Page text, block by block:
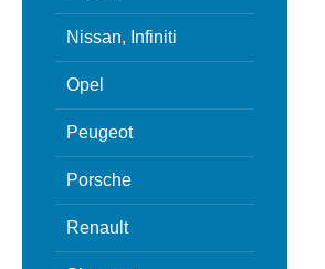
Nissan, Infiniti
Opel
Peugeot
Porsche
Renault